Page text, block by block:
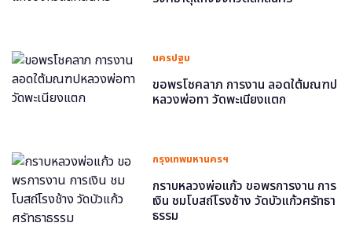
นครปฐม
ขอพรโชคลาภ การงาน ลอดใต้มณฑป
หลวงพ่อทา วัดพะเนียงแตก
กรุงเทพมหานครฯ
กราบหลวงพ่อแก้ว ขอพรการงาน การ
เงิน ชมโบสถ์โรงช้าง วัดบัวแก้วศรัทธา
ธรรม